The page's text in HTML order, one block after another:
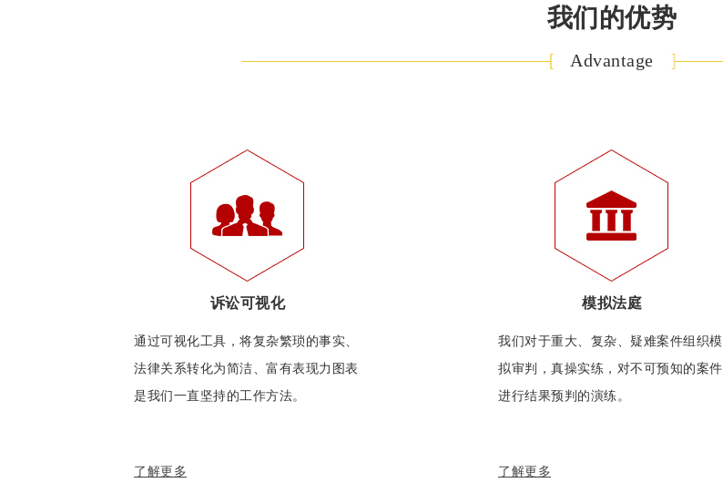
我们的优势
Advantage
诉讼可视化
通过可视化工具，将复杂繁琐的事实、
法律关系转化为简洁、富有表现力图表
是我们一直坚持的工作方法。
了解更多
模拟法庭
我们对于重大、复杂、疑难案件组织模
拟审判，真操实练，对不可预知的案件
进行结果预判的演练。
了解更多